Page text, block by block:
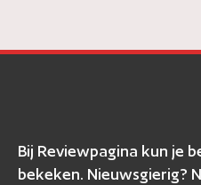
Bij Reviewpagina kun je
bekeken. Nieuwsgierig?